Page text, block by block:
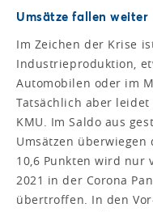
Umsätze fallen weiter
Im Zeichen der Krise
Industrieproduktion,
Automobilen oder im
Tatsächlich aber
KMU. Im Saldo aus
Umsätzen überwiegen
10,6 Punkten wird nur
2021 in der Corona
übertroffen. In den